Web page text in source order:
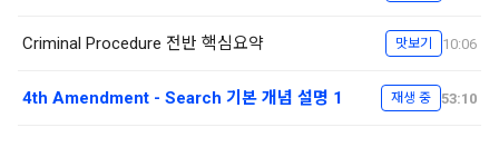
Criminal Procedure 전반 핵심요약 맛보기 10:06
4th Amendment - Search 기본 개념 설명 1 재생 중 53:10